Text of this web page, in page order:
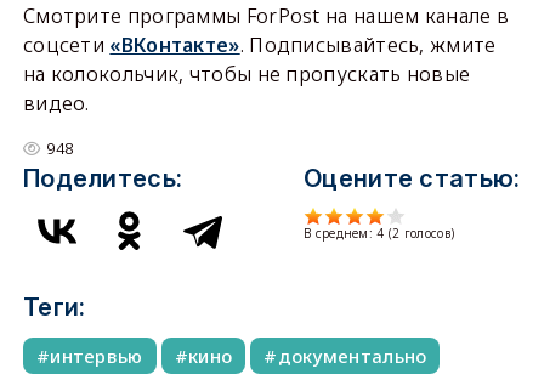
Смотрите программы ForPost на нашем канале в
соцсети «ВКонтакте». Подписывайтесь, жмите
на колокольчик, чтобы не пропускать новые
видео.
948
Поделитесь: Оцените статью:
В среднем:4 (2 голосов)
Теги:
интервью кино документально